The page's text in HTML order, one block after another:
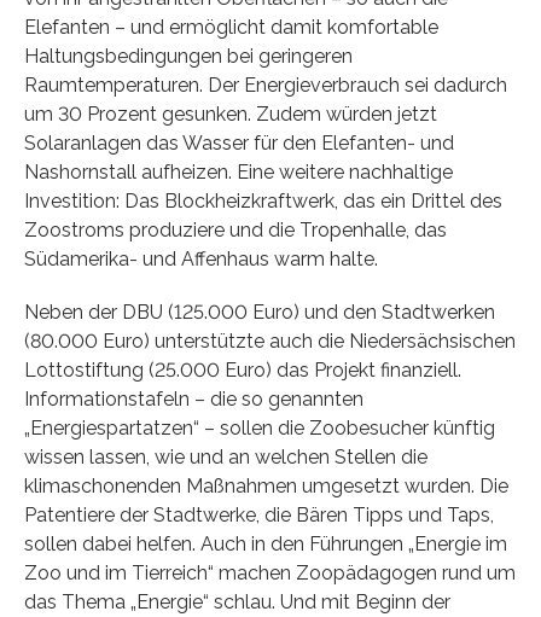
Elefanten – und ermöglicht damit komfortable
Haltungsbedingungen bei geringeren
Raumtemperaturen. Der Energieverbrauch sei dadurch
um 30 Prozent gesunken. Zudem würden jetzt
Solaranlagen das Wasser für den Elefanten- und
Nashornstall aufheizen. Eine weitere nachhaltige
Investition: Das Blockheizkraftwerk, das ein Drittel des
Zoostroms produziere und die Tropenhalle, das
Südamerika- und Affenhaus warm halte.
Neben der DBU (125.000 Euro) und den Stadtwerken
(80.000 Euro) unterstützte auch die Niedersächsischen
Lottostiftung (25.000 Euro) das Projekt finanziell.
Informationstafeln – die so genannten
„Energiespartatzen“ – sollen die Zoobesucher künftig
wissen lassen, wie und an welchen Stellen die
klimaschonenden Maßnahmen umgesetzt wurden. Die
Patentiere der Stadtwerke, die Bären Tipps und Taps,
sollen dabei helfen. Auch in den Führungen „Energie im
Zoo und im Tierreich“ machen Zoopädagogen rund um
das Thema „Energie“ schlau. Und mit Beginn der